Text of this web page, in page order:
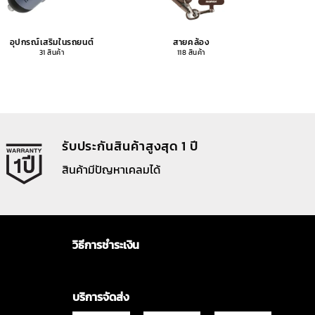
อุปกรณ์เสริมในรถยนต์
31 สินค้า
สายคล้อง
118 สินค้า
รับประกันสินค้าสูงสุด 1 ปี
สินค้ามีปัญหาเคลมได้
วิธีการชำระเงิน
บริการจัดส่ง